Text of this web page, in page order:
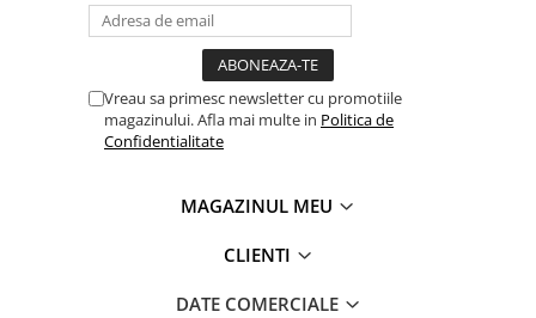
Vreau sa primesc newsletter cu promotiile
magazinului. Afla mai multe in Politica de
Confidentialitate
MAGAZINUL MEU
CLIENTI
DATE COMERCIALE